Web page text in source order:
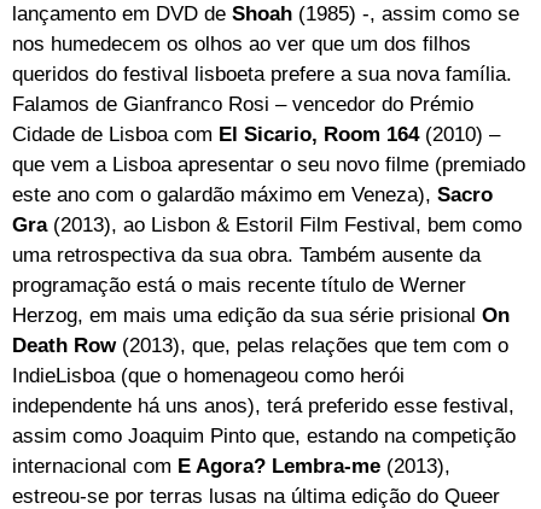
lançamento em DVD de Shoah (1985) -, assim como se
nos humedecem os olhos ao ver que um dos filhos
queridos do festival lisboeta prefere a sua nova família.
Falamos de Gianfranco Rosi – vencedor do Prémio
Cidade de Lisboa com El Sicario, Room 164(2010) –
que vem a Lisboa apresentar o seu novo filme (premiado
este ano com o galardão máximo em Veneza), Sacro
Gra (2013), ao Lisbon & Estoril Film Festival, bem como
uma retrospectiva da sua obra. Também ausente da
programação está o mais recente título de Werner
Herzog, em mais uma edição da sua série prisional On
Death Row(2013), que, pelas relações que tem com o
IndieLisboa (que o homenageou como herói
independente há uns anos), terá preferido esse festival,
assim como Joaquim Pinto que, estando na competição
internacional com E Agora? Lembra-me (2013),
estreou-se por terras lusas na última edição do Queer